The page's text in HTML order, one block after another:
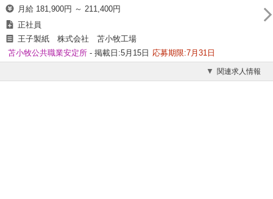
月給 181,900円 ～ 211,400円
正社員
王子製紙 株式会社 苫小牧工場
苫小牧公共職業安定所 - 掲載日:5月15日 応募期限:7月31日
関連求人情報